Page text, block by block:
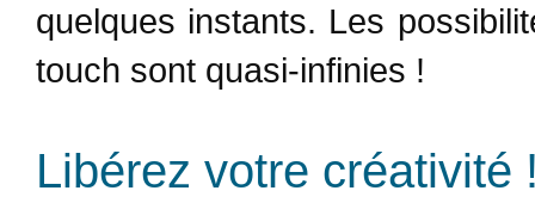
quelques instants. Les
touch sont quasi-infinies !
Libérez votre créativité